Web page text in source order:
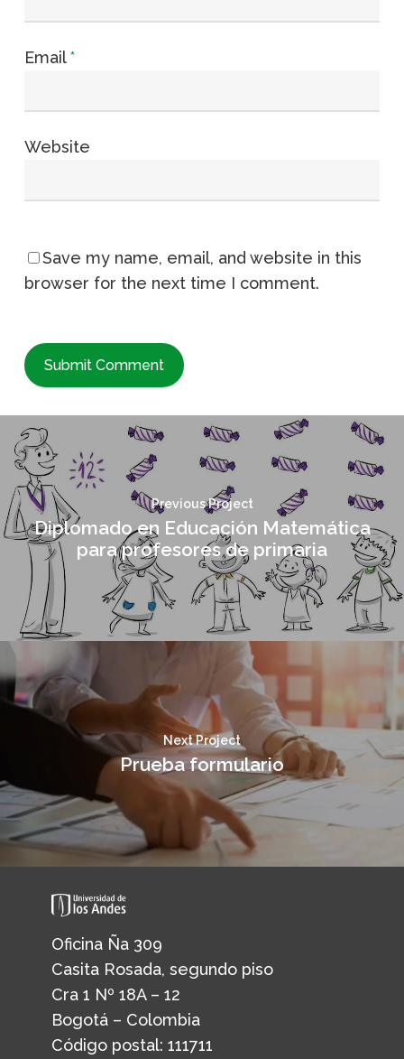
Email*
Website
Save my name, email, and website in this
browser for the next time I comment.
Previous Project
Diplomado en Educación Matemática
para profesores de primaria
Next Project
Prueba formulario
Oficina Ña 309
Casita Rosada, segundo piso
Cra 1 Nº 18A – 12
Bogotá – Colombia
Código postal: 111711